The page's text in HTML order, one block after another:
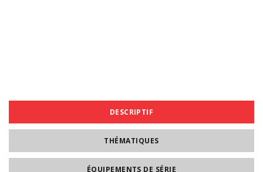
DESCRIPTIF
THÉMATIQUES
ÉQUIPEMENTS DE SÉRIE